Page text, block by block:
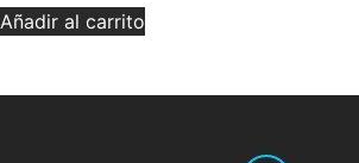
Añadir al carrito